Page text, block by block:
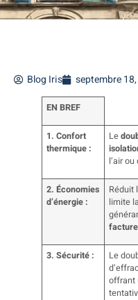
Blog Iris septembre
EN BREF
1. Confort
thermique :
Le
l’air
2. Économies
d’énergie :
Réduit
limite
3. Sécurité :
Le
offrant